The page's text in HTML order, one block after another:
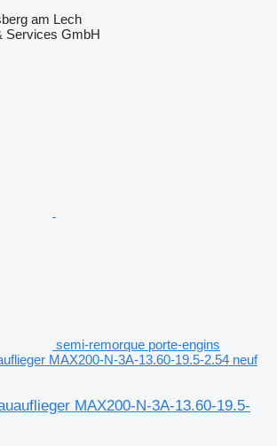
am Lech
Services GmbH
semi-remorque porte-engins
MAX200-N-3A-13.60-19.5-2.54 neuf
MAX200-N-3A-13.60-19.5-